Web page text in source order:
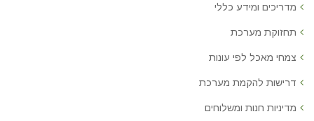
מדריכים ומידע כללי
תחזוקת מערכת
צמחי מאכל לפי עונות
דרישות להקמת מערכת
מדיניות חנות ומשלוחים